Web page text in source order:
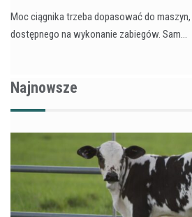
Moc ciągnika trzeba dopasować do
dostępnego na wykonanie zabiegów. Sam…
Najnowsze